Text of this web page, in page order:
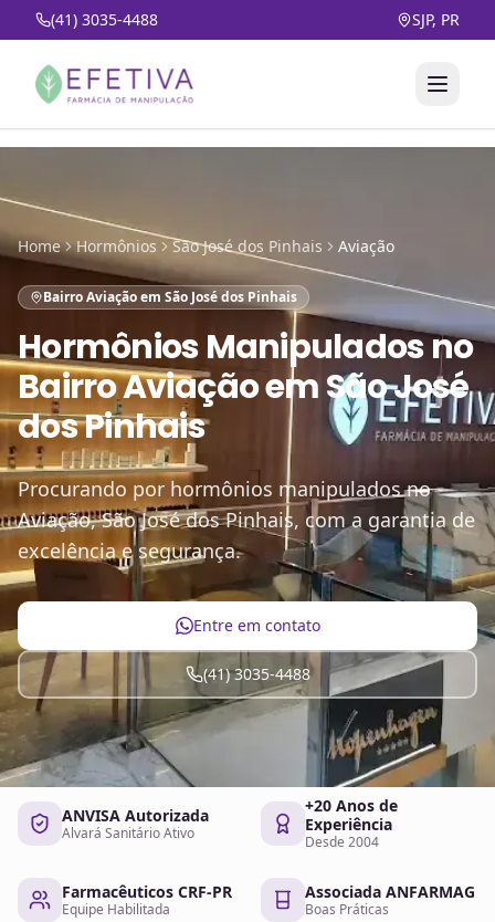
(41) 3035-4488 SJP, PR
Home Hormônios São José dos Pinhais Aviação
Bairro Aviação em São José dos Pinhais
Hormônios Manipuladosno
Bairro Aviação em São José
dos Pinhais
Procurando por hormônios manipulados no
Aviação, São José dos Pinhais, com a garantia de
excelência e segurança.
Entre em contato
(41) 3035-4488
ANVISA Autorizada
Alvará Sanitário Ativo
+20 Anos de
Experiência
Desde 2004
Farmacêuticos CRF-PR
Equipe Habilitada
Associada ANFARMAG
Boas Práticas